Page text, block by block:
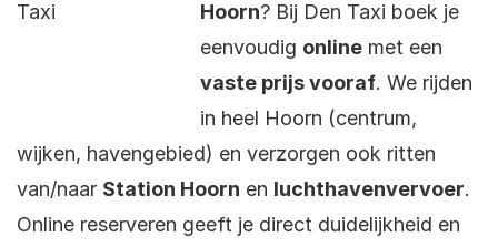
Hoorn? Bij Den Taxi boek je
eenvoudig online met een
vaste prijs vooraf. We rijden
in heel Hoorn (centrum,
wijken, havengebied) en verzorgen ook ritten
van/naar Station Hoorn en luchthavenvervoer.
Online reserveren geeft je direct duidelijkheid en